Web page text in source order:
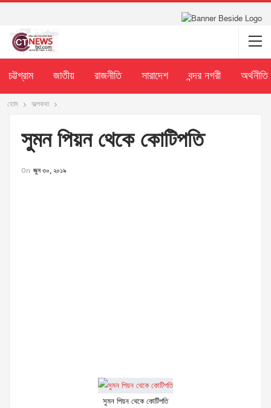
চট্টগ্রাম জাতীয় রাজনীতি সারাদেশ বন্দর নগরী অর্থনীতি
হোম অল্পকথা
সুমন পিয়ন থেকে কোটিপতি
On জুন ৩০, ২০১৯
সুমন পিয়ন থেকে কোটিপতি